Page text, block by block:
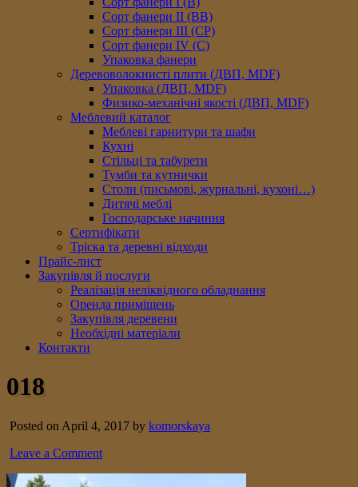
Сорт фанери II (ВB)
Сорт фанери III (CP)
Сорт фанери IV (C)
Упаковка фанери
Деревоволокнисті плити (ДВП, MDF)
Упаковка (ДВП, MDF)
Физико-механічні якості (ДВП, MDF)
Меблевий каталог
Меблеві гарнитури та шафи
Кухні
Стільці та табурети
Тумби та кутнички
Столи (письмові, журнальні, кухоні…)
Дитячі меблі
Господарське начиння
Сертифікати
Тріска та деревні відходи
Прайс-лист
Закупівля й послуги
Реалізація неліквідного обладнання
Оренда приміщень
Закупівля деревени
Необхідні матеріали
Контакти
018
Posted on April 4, 2017 by komorskaya
Leave a Comment